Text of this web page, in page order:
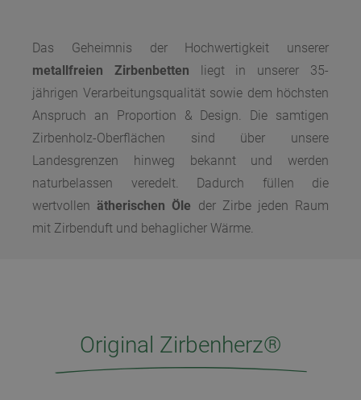
Das Geheimnis der Hochwertigkeit unserer
metallfreien Zirbenbetten liegt in unserer 35-
jährigen Verarbeitungsqualität sowie dem höchsten
Anspruch an Proportion & Design. Die samtigen
Zirbenholz-Oberflächen sind über unsere
Landesgrenzen hinweg bekannt und werden
naturbelassen veredelt. Dadurch füllen die
wertvollenätherischen Öle der Zirbe jeden Raum
mit Zirbenduft und behaglicher Wärme.
Original Zirbenherz®